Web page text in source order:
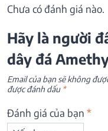
Chưa có đánh giá nào.
Hãy là người
dây đá
Email của bạn sẽ không
được đánh dấu *
Đánh giá của bạn *